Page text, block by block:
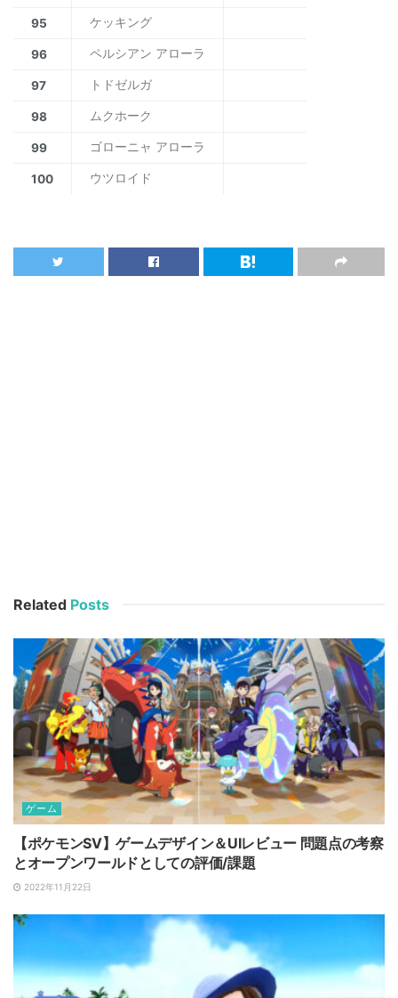
95 ケッキング
96 ペルシアン アローラ
97 トドゼルガ
98 ムクホーク
99 ゴローニャ アローラ
100 ウツロイド
Related Posts
ゲーム
【ポケモンSV】ゲームデザイン＆UIレビュー 問題点の考察
とオープンワールドとしての評価/課題
2022年11月22日